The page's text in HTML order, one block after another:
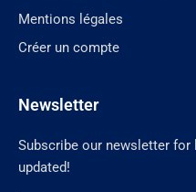
Mentions légales
Créer un compte
Newsletter
Subscribe our newsletter
updated!